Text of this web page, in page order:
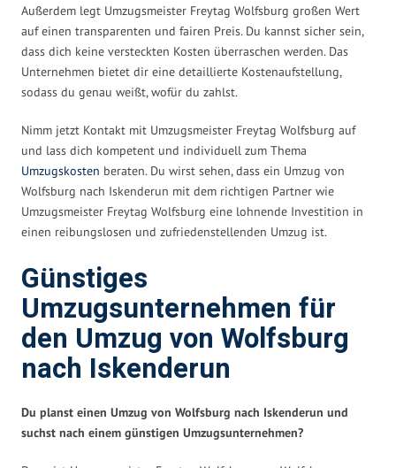
Außerdem legt Umzugsmeister Freytag Wolfsburg großen Wert
auf einen transparenten und fairen Preis. Du kannst sicher sein,
dass dich keine versteckten Kosten überraschen werden. Das
Unternehmen bietet dir eine detaillierte Kostenaufstellung,
sodass du genau weißt, wofür du zahlst.
Nimm jetzt Kontakt mit Umzugsmeister Freytag Wolfsburg auf
und lass dich kompetent und individuell zum Thema
Umzugskosten beraten. Du wirst sehen, dass ein Umzug von
Wolfsburg nach Iskenderun mit dem richtigen Partner wie
Umzugsmeister Freytag Wolfsburg eine lohnende Investition in
einen reibungslosen und zufriedenstellenden Umzug ist.
Günstiges
Umzugsunternehmen für
den Umzug von Wolfsburg
nach Iskenderun
Du planst einen Umzug von Wolfsburg nach Iskenderun und
suchst nach einem günstigen Umzugsunternehmen?